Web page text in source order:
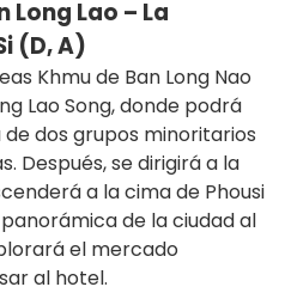
Long Lao – La
(D, A)
Khmu de Ban Long Nao
Lao Song, donde podrá
dos grupos minoritarios
Después, se dirigirá a la
a la cima de Phousi
de la ciudad al
el mercado
al hotel.